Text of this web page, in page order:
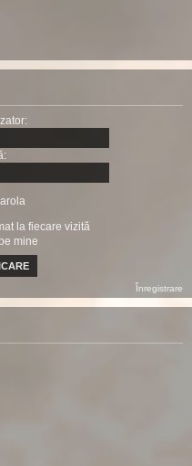
la fiecare vizită
mine
Înregistrare